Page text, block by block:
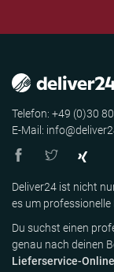
Telefon: +49 (0)30
E-Mail:
Deliver24 ist nicht
es um professionelle
Du suchst einen
genau nach deinen
Lieferservice-